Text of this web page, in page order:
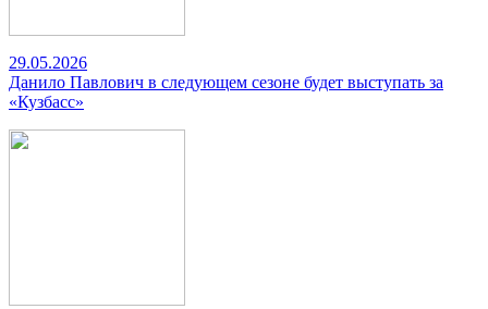
29.05.2026
Данило Павлович в следующем сезоне будет выступать за
«Кузбасс»